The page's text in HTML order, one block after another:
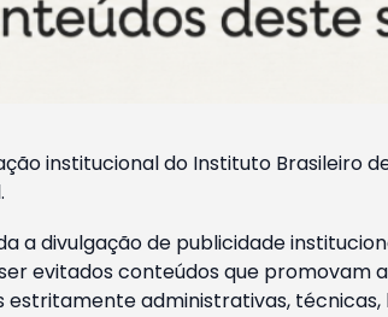
institucional do Instituto Brasileiro
a divulgação de publicidade
evitados conteúdos que promovam
administrativas,